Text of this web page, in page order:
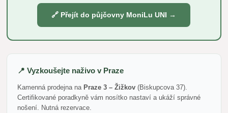
🔗 Přejít do půjčovny MoniLu UNI →
📍 Vyzkoušejte naživo v Praze
Kamenná prodejna na Praze 3 – Žižkov (Biskupcova 37).
Certifikované poradkyně vám nosítko nastaví a ukáží správné
nošení. Nutná rezervace.